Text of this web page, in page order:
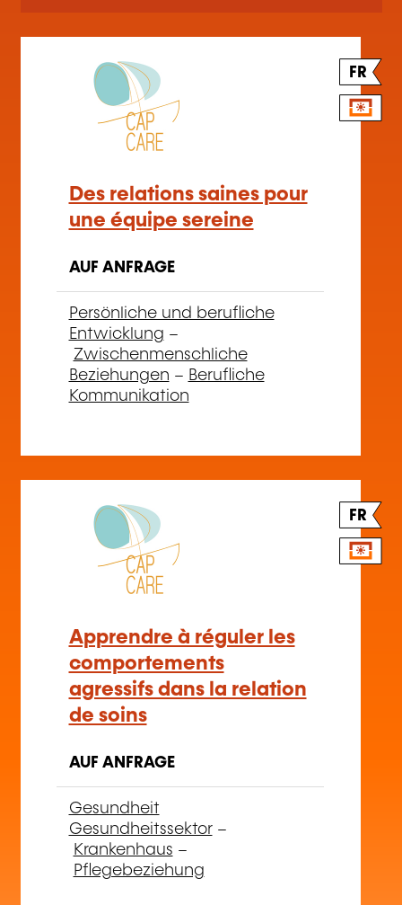
FR
Des relations saines pour
une équipe sereine
AUF ANFRAGE
Persönliche und berufliche
Entwicklung –
Zwischenmenschliche
Beziehungen – Berufliche
Kommunikation
FR
Apprendre à réguler les
comportements
agressifs dans la relation
de soins
AUF ANFRAGE
Gesundheit
Gesundheitssektor–
Krankenhaus –
Pflegebeziehung